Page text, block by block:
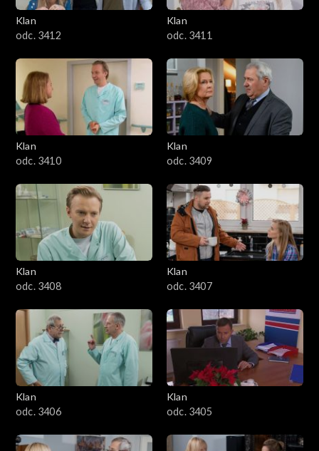
Klan
odc. 3412
Klan
odc. 3411
Klan
odc. 3410
Klan
odc. 3409
Klan
odc. 3408
Klan
odc. 3407
Klan
odc. 3406
Klan
odc. 3405